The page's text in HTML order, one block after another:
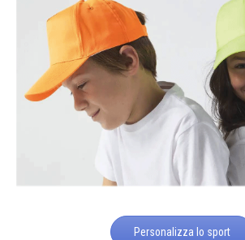
Personalizza lo sport